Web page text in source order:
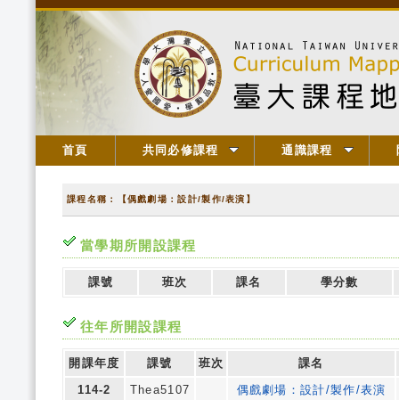
首頁 共同必修課程 通識課程
課程名稱：【偶戲劇場：設計/製作/表演】
當學期所開設課程
課號 班次 課名 學分數
往年所開設課程
開課年度 課號 班次
課名
114-2
Thea5107
偶戲劇場：設計/製作/表演